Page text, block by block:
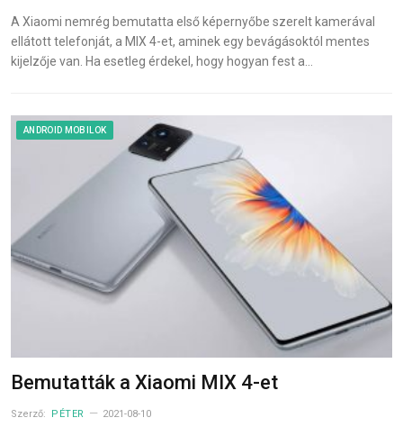
A Xiaomi nemrég bemutatta első képernyőbe szerelt kamerával
ellátott telefonját, a MIX 4-et, aminek egy bevágásoktól mentes
kijelzője van. Ha esetleg érdekel, hogy hogyan fest a…
ANDROID MOBILOK
Bemutatták a Xiaomi MIX 4-et
Szerző: PÉTER 2021-08-10